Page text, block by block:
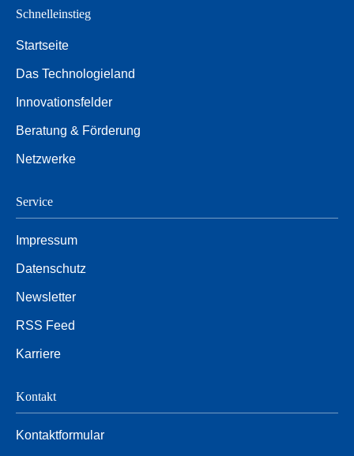
Schnelleinstieg
Startseite
Das Technologieland
Innovationsfelder
Beratung & Förderung
Netzwerke
Service
Impressum
Datenschutz
Newsletter
RSS Feed
Karriere
Kontakt
Kontaktformular